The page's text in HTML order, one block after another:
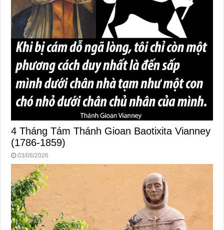
4 Tháng Tám Thánh Gioan Baotixita Vianney
(1786-1859)
03/08/2026